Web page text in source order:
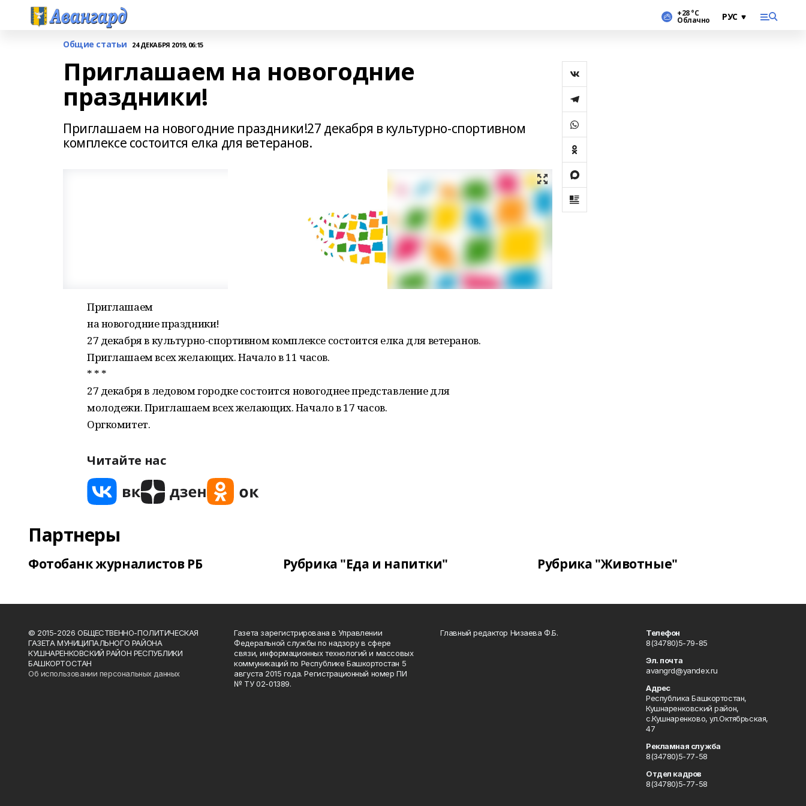
+28 °С
Облачно
Общие статьи 24 ДЕКАБРЯ 2019, 06:15
Приглашаем на новогодние
праздники!
Приглашаем на новогодние праздники!27 декабря в культурно-спортивном
комплексе состоится елка для ветеранов.
Приглашаем
на новогодние праздники!
27 декабря в культурно-спортивном комплексе состоится елка для ветеранов.
Приглашаем всех желающих. Начало в 11 часов.
* * *
27 декабря в ледовом городке состоится новогоднее представление для
молодежи. Приглашаем всех желающих. Начало в 17 часов.
Оргкомитет.
Читайте нас
Партнеры
Фотобанк журналистов РБ Рубрика "Еда и напитки" Рубрика "Животные"
© 2015-2026 ОБЩЕСТВЕННО-ПОЛИТИЧЕСКАЯ
ГАЗЕТА МУНИЦИПАЛЬНОГО РАЙОНА
КУШНАРЕНКОВСКИЙ РАЙОН РЕСПУБЛИКИ
БАШКОРТОСТАН
Об использовании персональных данных
Газета зарегистрирована в Управлении
Федеральной службы по надзору в сфере
связи, информационных технологий и массовых
коммуникаций по Республике Башкортостан 5
августа 2015 года. Регистрационный номер ПИ
№ ТУ 02-01389.
Главный редактор Низаева Ф.Б.
Телефон
8(34780)5-79-85
Эл. почта
avangrd@yandex.ru
Адрес
Республика Башкортостан,
Кушнаренковский район,
с.Кушнаренково, ул.Октябрьская,
47
Рекламная служба
8(34780)5-77-58
Отдел кадров
8(34780)5-77-58